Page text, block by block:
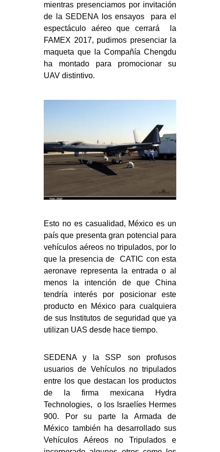
mientras presenciamos por invitación
de la SEDENA los ensayos para el
espectáculo aéreo que cerrará la
FAMEX 2017, pudimos presenciar la
maqueta que la Compañía Chengdu
ha montado para promocionar su
UAV distintivo.
Esto no es casualidad, México es un
país que presenta gran potencial para
vehículos aéreos no tripulados, por lo
que la presencia de CATIC con esta
aeronave representa la entrada o al
menos la intención de que China
tendría interés por posicionar este
producto en México para cualquiera
de sus Institutos de seguridad que ya
utilizan UAS desde hace tiempo.
SEDENA y la SSP son profusos
usuarios de Vehículos no tripulados
entre los que destacan los productos
de la firma mexicana Hydra
Technologies, o los Israelíes Hermes
900. Por su parte la Armada de
México también ha desarrollado sus
Vehículos Aéreos no Tripulados e